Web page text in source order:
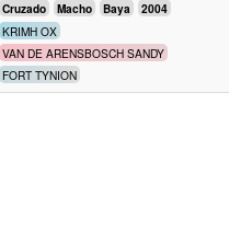
Cruzado Macho Baya 2004
KRIMH OX
VAN DE ARENSBOSCH SANDY
FORT TYNION